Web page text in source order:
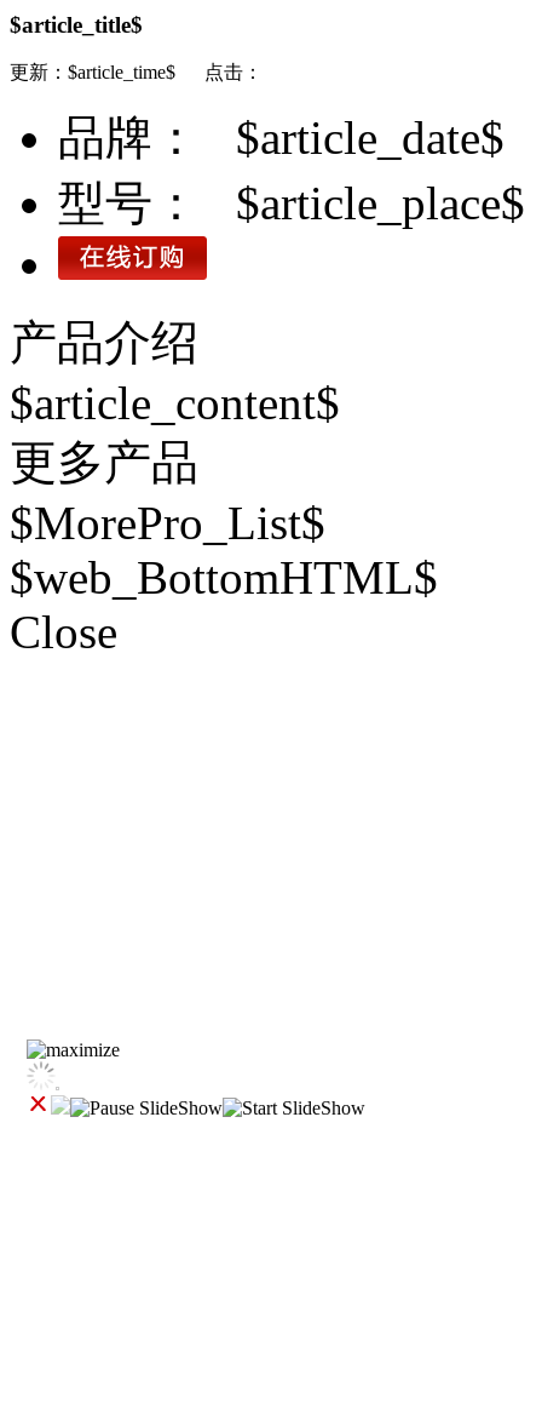
$article_title$
更新：$article_time$ 点击：
品牌：
$article_date$
型号：
$article_place$
产品介绍
$article_content$
更多产品
$MorePro_List$
$web_BottomHTML$
Close